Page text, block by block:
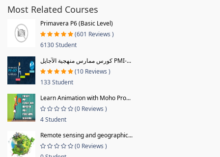
Most Related Courses
Primavera P6 (Basic Level)
(601 Reviews )
6130 Student
كورس ممارس منهجية الآجايل PMI-...
(10 Reviews )
133 Student
Learn Animation with Moho Pro...
(0 Reviews )
4 Student
Remote sensing and geographic...
(0 Reviews )